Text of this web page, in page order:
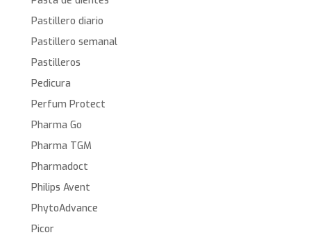
Pastillero diario
Pastillero semanal
Pastilleros
Pedicura
Perfum Protect
Pharma Go
Pharma TGM
Pharmadoct
Philips Avent
PhytoAdvance
Picor